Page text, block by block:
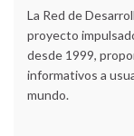
La Red de
proyecto
desde 1999,
informativos a
mundo.